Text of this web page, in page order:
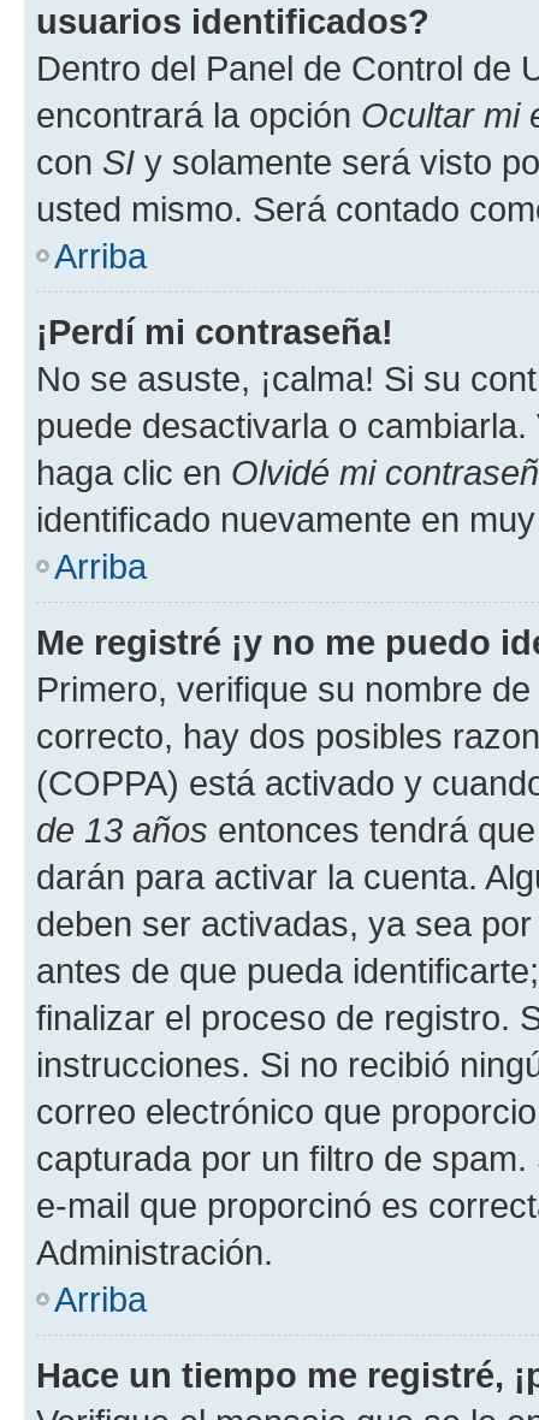
usuarios identificados?
Dentro del Panel de Control de
encontrará la opción Ocultar mi
con SI y solamente será visto
usted mismo. Será contado
Arriba
¡Perdí mi contraseña!
No se asuste, ¡calma! Si su
puede desactivarla o
haga clic en Olvidé mi
identificado nuevamente en
Arriba
Me registré ¡y no me puedo
Primero, verifique su nombre
correcto, hay dos posibles
(COPPA) está activado y
de 13 años entonces tendrá
darán para activar la cuenta.
deben ser activadas, ya sea
antes de que pueda
finalizar el proceso de registro.
instrucciones. Si no recibió
correo electrónico que
capturada por un filtro de
e-mail que proporcinó es
Administración.
Arriba
Hace un tiempo me registré,